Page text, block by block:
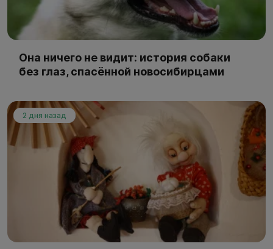
Она ничего не видит: история собаки
без глаз, спасённой новосибирцами
2 дня назад